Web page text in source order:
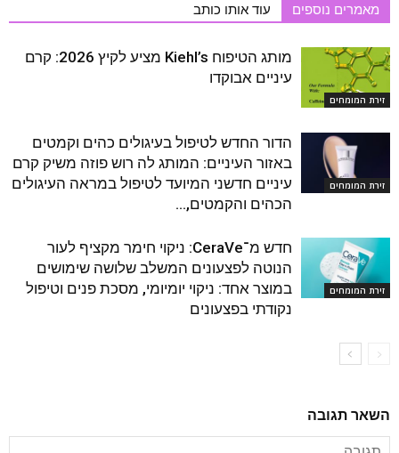
מאמרים נוספים עוד אותו כותב
זירת המומחים
מותג הטיפוח Kiehl’s מציע לקיץ 2026: קרם
עיניים אבוקדו
זירת המומחים
הדור החדש לטיפול בעיגולים כהים וקמטים
באזור העיניים: המותג לה רוש פוזה משיק קרם
עיניים חדשני המיועד לטיפול במראה העיגולים
הכהים והקמטים,...
זירת המומחים
חדש מ־CeraVe: ניקוי חימר מקציף לעור
הנוטה לפצעונים המשלב שלושה שימושים
במוצר אחד: ניקוי יומיומי, מסכת פנים וטיפול
נקודתי בפצעונים
השאר תגובה